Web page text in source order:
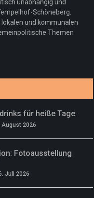
unabhängig und
Schöneberg.
und kommunalen
Themen
für heiße Tage
August 2026
Fotoausstellung
Juli 2026